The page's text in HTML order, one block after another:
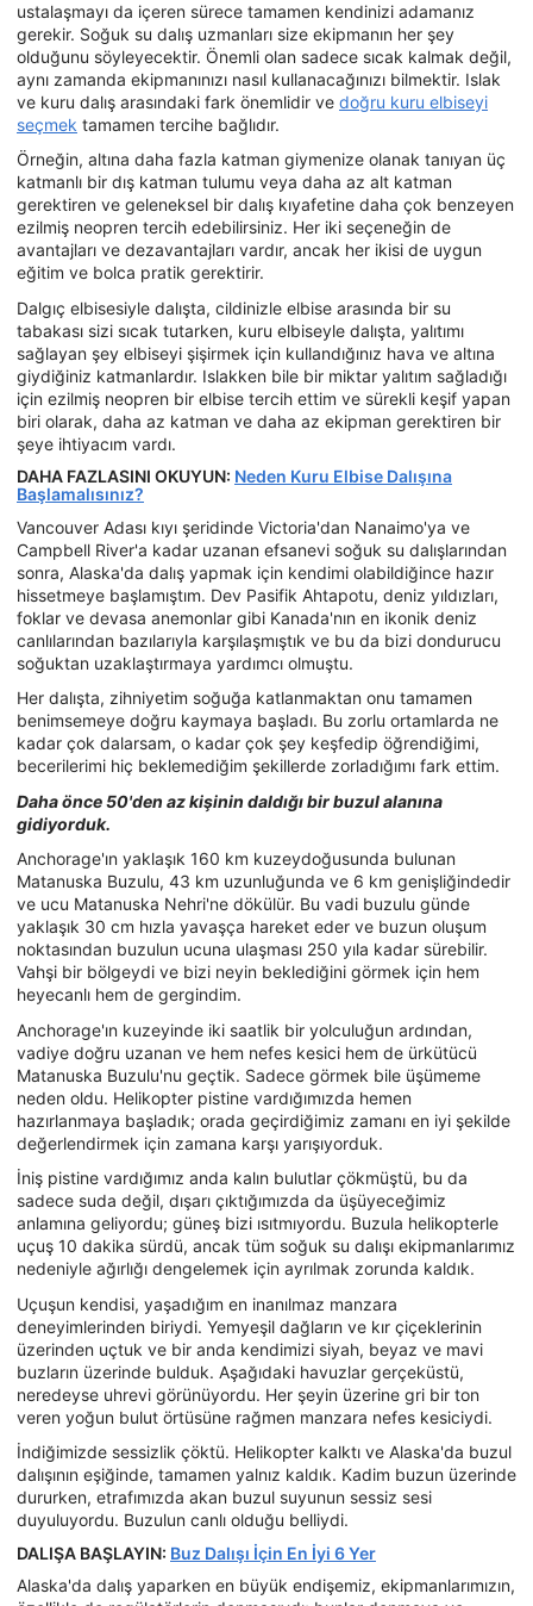
ustalaşmayı da içeren sürece tamamen kendinizi adamanız
gerekir. Soğuk su dalış uzmanları size ekipmanın her şey
olduğunu söyleyecektir. Önemli olan sadece sıcak kalmak değil,
aynı zamanda ekipmanınızı nasıl kullanacağınızı bilmektir. Islak
ve kuru dalış arasındaki fark önemlidir ve doğru kuru elbiseyi
seçmek tamamen tercihe bağlıdır.
Örneğin, altına daha fazla katman giymenize olanak tanıyan üç
katmanlı bir dış katman tulumu veya daha az alt katman
gerektiren ve geleneksel bir dalış kıyafetine daha çok benzeyen
ezilmiş neopren tercih edebilirsiniz. Her iki seçeneğin de
avantajları ve dezavantajları vardır, ancak her ikisi de uygun
eğitim ve bolca pratik gerektirir.
Dalgıç elbisesiyle dalışta, cildinizle elbise arasında bir su
tabakası sizi sıcak tutarken, kuru elbiseyle dalışta, yalıtımı
sağlayan şey elbiseyi şişirmek için kullandığınız hava ve altına
giydiğiniz katmanlardır. Islakken bile bir miktar yalıtım sağladığı
için ezilmiş neopren bir elbise tercih ettim ve sürekli keşif yapan
biri olarak, daha az katman ve daha az ekipman gerektiren bir
şeye ihtiyacım vardı.
DAHA FAZLASINI OKUYUN: Neden Kuru Elbise Dalışına
Başlamalısınız?
Vancouver Adası kıyı şeridinde Victoria'dan Nanaimo'ya ve
Campbell River'a kadar uzanan efsanevi soğuk su dalışlarından
sonra, Alaska'da dalış yapmak için kendimi olabildiğince hazır
hissetmeye başlamıştım. Dev Pasifik Ahtapotu, deniz yıldızları,
foklar ve devasa anemonlar gibi Kanada'nın en ikonik deniz
canlılarından bazılarıyla karşılaşmıştık ve bu da bizi dondurucu
soğuktan uzaklaştırmaya yardımcı olmuştu.
Her dalışta, zihniyetim soğuğa katlanmaktan onu tamamen
benimsemeye doğru kaymaya başladı. Bu zorlu ortamlarda ne
kadar çok dalarsam, o kadar çok şey keşfedip öğrendiğimi,
becerilerimi hiç beklemediğim şekillerde zorladığımı fark ettim.
Daha önce 50'den az kişinin daldığı bir buzul alanına
gidiyorduk.
Anchorage'ın yaklaşık 160 km kuzeydoğusunda bulunan
Matanuska Buzulu, 43 km uzunluğunda ve 6 km genişliğindedir
ve ucu Matanuska Nehri'ne dökülür. Bu vadi buzulu günde
yaklaşık 30 cm hızla yavaşça hareket eder ve buzun oluşum
noktasından buzulun ucuna ulaşması 250 yıla kadar sürebilir.
Vahşi bir bölgeydi ve bizi neyin beklediğini görmek için hem
heyecanlı hem de gergindim.
Anchorage'ın kuzeyinde iki saatlik bir yolculuğun ardından,
vadiye doğru uzanan ve hem nefes kesici hem de ürkütücü
Matanuska Buzulu'nu geçtik. Sadece görmek bile üşümeme
neden oldu. Helikopter pistine vardığımızda hemen
hazırlanmaya başladık; orada geçirdiğimiz zamanı en iyi şekilde
değerlendirmek için zamana karşı yarışıyorduk.
İniş pistine vardığımız anda kalın bulutlar çökmüştü, bu da
sadece suda değil, dışarı çıktığımızda da üşüyeceğimiz
anlamına geliyordu; güneş bizi ısıtmıyordu. Buzula helikopterle
uçuş 10 dakika sürdü, ancak tüm soğuk su dalışı ekipmanlarımız
nedeniyle ağırlığı dengelemek için ayrılmak zorunda kaldık.
Uçuşun kendisi, yaşadığım en inanılmaz manzara
deneyimlerinden biriydi. Yemyeşil dağların ve kır çiçeklerinin
üzerinden uçtuk ve bir anda kendimizi siyah, beyaz ve mavi
buzların üzerinde bulduk. Aşağıdaki havuzlar gerçeküstü,
neredeyse uhrevi görünüyordu. Her şeyin üzerine gri bir ton
veren yoğun bulut örtüsüne rağmen manzara nefes kesiciydi.
İndiğimizde sessizlik çöktü. Helikopter kalktı ve Alaska'da buzul
dalışının eşiğinde, tamamen yalnız kaldık. Kadim buzun üzerinde
dururken, etrafımızda akan buzul suyunun sessiz sesi
duyuluyordu. Buzulun canlı olduğu belliydi.
DALIŞA BAŞLAYIN: Buz Dalışı İçin En İyi 6 Yer
Alaska'da dalış yaparken en büyük endişemiz, ekipmanlarımızın,